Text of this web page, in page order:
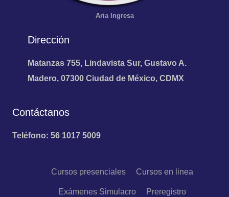
Aria Ingresa
Dirección
Matanzas 755, Lindavista Sur, Gustavo A.
Madero, 07300 Ciudad de México, CDMX
Contáctanos
Teléfono: 56 1017 5009
Cursos presenciales Cursos en linea
Exámenes Simulacro Preregistro